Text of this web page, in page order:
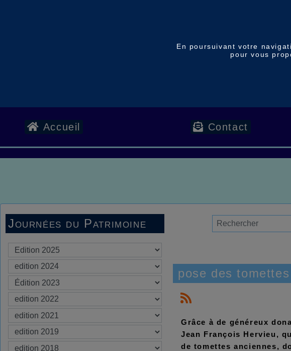
En poursuivant votre
pour vous
Accueil Contact
Journées du Patrimoine
pose des
Grâce à de généreux
Jean François Hervieu,
de tomettes anciennes,